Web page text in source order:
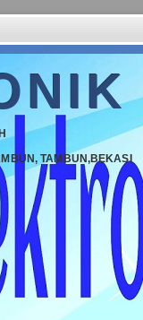
TAMBUN,BEKASI